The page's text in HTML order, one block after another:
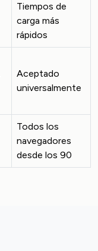
Tiempos de
carga más
rápidos
Aceptado
universalmente
Todos los
navegadores
desde los 90